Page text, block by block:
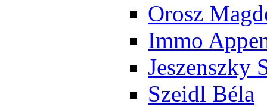
Orosz
Im­mo
Je­szensz­ky
Szeidl Bé­la